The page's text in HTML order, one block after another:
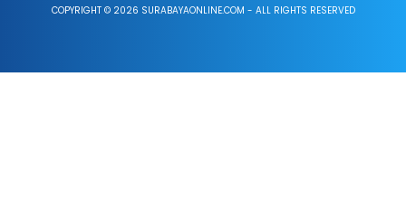
COPYRIGHT © 2026 SURABAYAONLINE.COM - ALL RIGHTS RESERVED